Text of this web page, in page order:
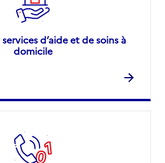
Voir la fiche
d’aide et de soins à
domicile